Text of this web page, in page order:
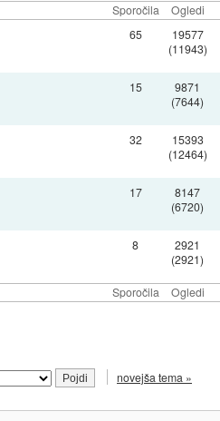
Sporočila Ogledi
Sporočila Ogledi
65
19577
(11943)
15
9871
(7644)
32
15393
(12464)
17
8147
(6720)
8
2921
(2921)
novejša tema »